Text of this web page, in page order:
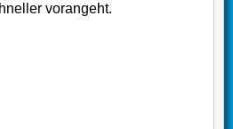
vorangeht.